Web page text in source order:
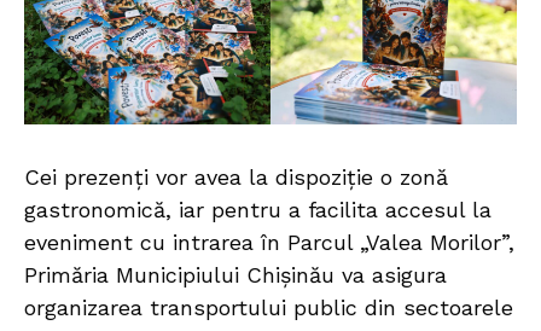
Cei prezenți vor avea la dispoziție o zonă
gastronomică, iar pentru a facilita accesul la
eveniment cu intrarea în Parcul „Valea Morilor”,
Primăria Municipiului Chișinău va asigura
organizarea transportului public din sectoarele